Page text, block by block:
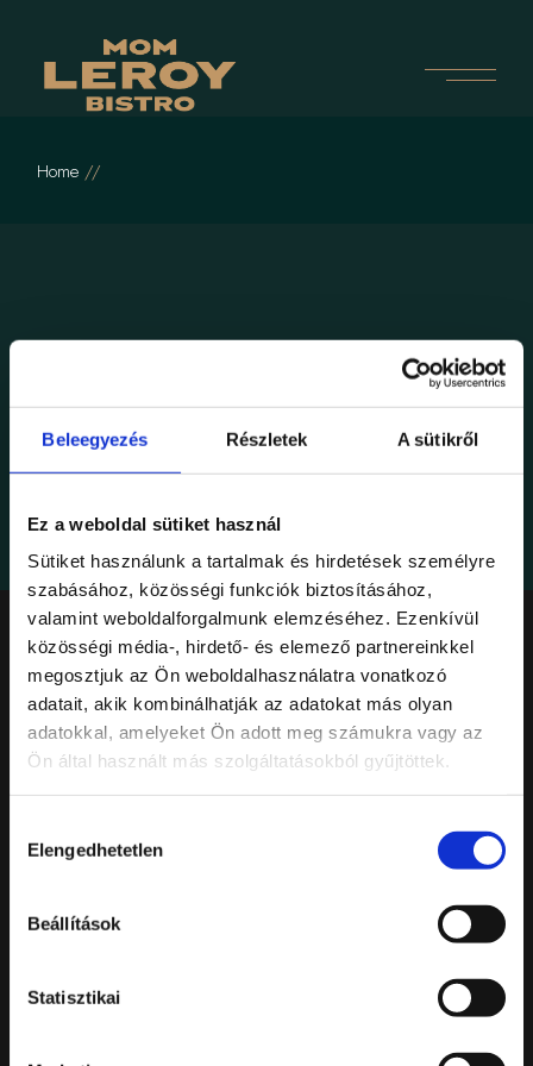
Beleegyezés Részletek A sütikről
Ez a weboldal sütiket használ
Sütiket használunk a tartalmak és hirdetések személyre
szabásához, közösségi funkciók biztosításához,
valamint weboldalforgalmunk elemzéséhez. Ezenkívül
közösségi média-, hirdető- és elemező partnereinkkel
megosztjuk az Ön weboldalhasználatra vonatkozó
adatait, akik kombinálhatják az adatokat más olyan
adatokkal, amelyeket Ön adott meg számukra vagy az
Ön által használt más szolgáltatásokból gyűjtöttek.
kiválasztása
Elengedhetetlen
Beállítások
Statisztikai
content
Home
No posts were found for provided query parameters.
KAPCSOLAT